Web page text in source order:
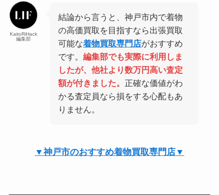
KaitoRiHack
編集部
結論から言うと、神戸市内で着物
の高価買取を目指すなら出張買取
可能な着物買取専門店がおすすめ
です。 編集部でも実際に利用しま
したが、他社より数万円高い査定
額が付きました。 正確な価値がわ
かる査定員なら損をする心配もあ
りません。
▼神戸市のおすすめ着物買取専門店▼